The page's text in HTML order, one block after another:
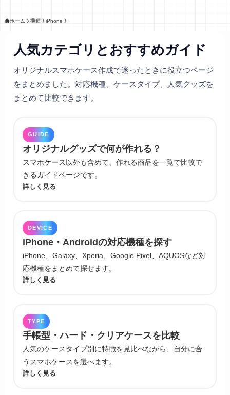
ホーム 機種 iPhone
人気カテゴリとおすすめガイド
オリジナルスマホケース作成で迷ったときに役立つページ
をまとめました。対応機種、ケースタイプ、人気グッズを
まとめて比較できます。
GUIDE
オリジナルグッズで何が作れる？
スマホケース以外も含めて、作れる商品を一覧で比較で
きるガイドページです。
詳しく見る
DEVICE
iPhone・Androidの対応機種を探す
iPhone、Galaxy、Xperia、Google Pixel、AQUOSなど対
応機種をまとめて探せます。
詳しく見る
TYPE
手帳型・ハード・クリアケースを比較
人気のケースタイプ別に特徴を見比べながら、自分に合
うスマホケースを選べます。
詳しく見る